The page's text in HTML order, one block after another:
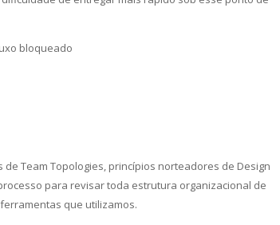
bloqueado
Team Topologies, princípios norteadores de Design
para revisar toda estrutura organizacional de
que utilizamos.